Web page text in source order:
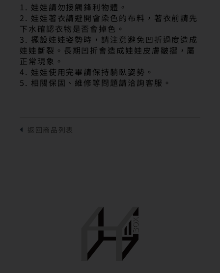
1. 娃娃請勿接觸鋒利物體。
2. 娃娃著衣請避開會染色的布料，著衣前請先
下水確認衣物是否會掉色。
3. 擺設娃娃姿勢時，請注意避免凹折過度造成
娃娃斷裂。長期凹折會造成娃娃皮膚皺摺，屬
正常現象。
4. 娃娃使用完畢請保持躺臥姿勢。
5. 相關保固、維修等問題請洽詢客服。